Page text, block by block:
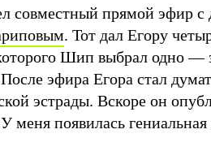
совместный прямой эфир
. Тот дал Егору
Шип выбрал одно —
эфира Егора стал
эстрады. Вскоре он
меня появилась